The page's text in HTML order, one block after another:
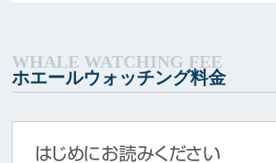
ホエールウォッチング料金
はじめにお読みください